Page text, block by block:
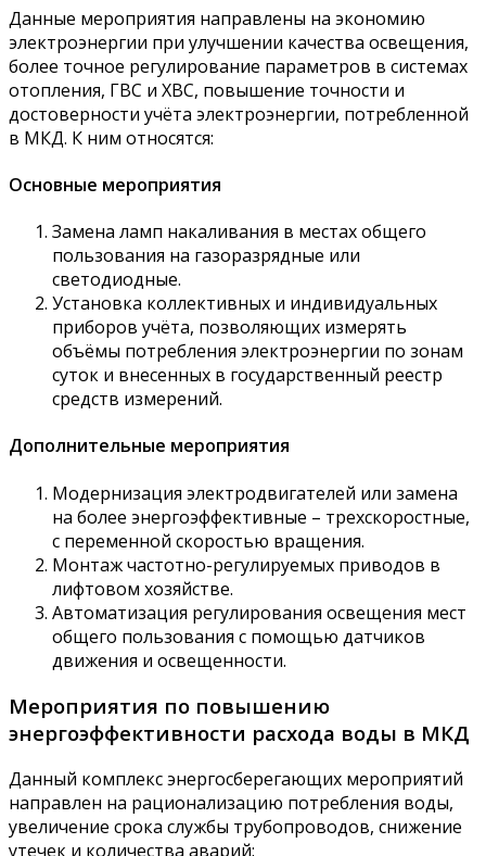
Данные мероприятия направлены на экономию
электроэнергии при улучшении качества освещения,
более точное регулирование параметров в системах
отопления, ГВС и ХВС, повышение точности и
достоверности учёта электроэнергии, потребленной
в МКД. К ним относятся:
Основные мероприятия
Замена ламп накаливания в местах общего
пользования на газоразрядные или
светодиодные.
Установка коллективных и индивидуальных
приборов учёта, позволяющих измерять
объёмы потребления электроэнергии по зонам
суток и внесенных в государственный реестр
средств измерений.
Дополнительные мероприятия
Модернизация электродвигателей или замена
на более энергоэффективные – трехскоростные,
с переменной скоростью вращения.
Монтаж частотно-регулируемых приводов в
лифтовом хозяйстве.
Автоматизация регулирования освещения мест
общего пользования с помощью датчиков
движения и освещенности.
Мероприятия по повышению
энергоэффективности расхода воды в МКД
Данный комплекс энергосберегающих мероприятий
направлен на рационализацию потребления воды,
увеличение срока службы трубопроводов, снижение
утечек и количества аварий: